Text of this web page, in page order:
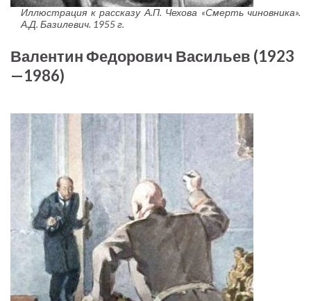
Иллюстрация к рассказу А.П. Чехова «Смерть чиновника».
А.Д. Базилевич. 1955 г.
Валентин Федорович Васильев (1923
—1986)